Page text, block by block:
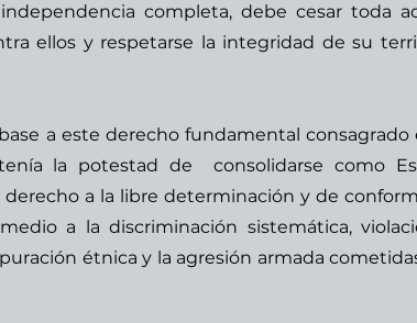
completa, debe cesar toda
ellos y respetarse la integridad de su
a este derecho fundamental consagrado
la potestad de  consolidarse como
a la libre determinación y de
a la discriminación sistemática,
étnica y la agresión armada